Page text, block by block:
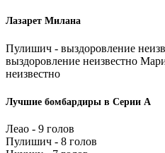
Лазарет Милана
Пулишич - выздоровление
выздоровление неизвестно
неизвестно
Лучшие бомбардиры в Серии А
Леао - 9 голов
Пулишич - 8 голов